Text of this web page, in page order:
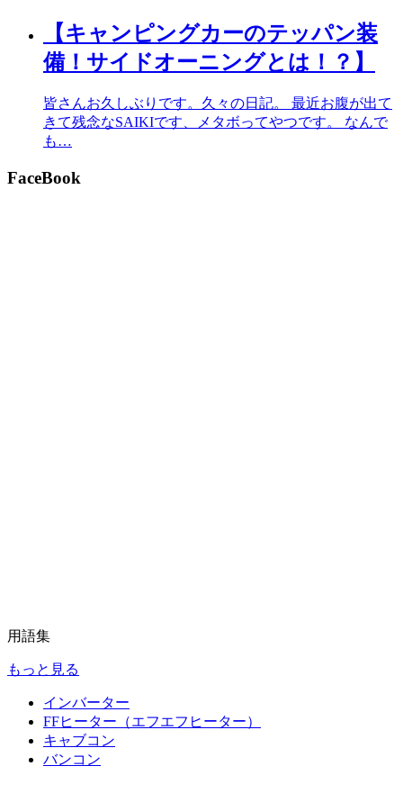
【キャンピングカーのテッパン装
備！サイドオーニングとは！？】
皆さんお久しぶりです。久々の日記。 最近お腹が出て
きて残念なSAIKIです、メタボってやつです。 なんで
も…
FaceBook
用語集
もっと見る
インバーター
FFヒーター（エフエフヒーター）
キャブコン
バンコン